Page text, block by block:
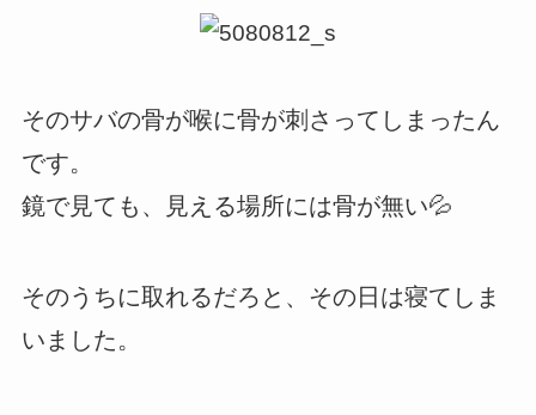
そのサバの骨が喉に骨が刺さってしまったん
です。
鏡で見ても、見える場所には骨が無い💦
そのうちに取れるだろと、その日は寝てしま
いました。